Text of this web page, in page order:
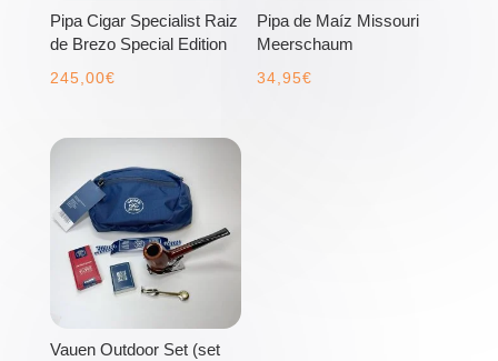
Pipa Cigar Specialist Raiz
de Brezo Special Edition
245,00€
Pipa de Maíz Missouri
Meerschaum
34,95€
Vauen Outdoor Set (set